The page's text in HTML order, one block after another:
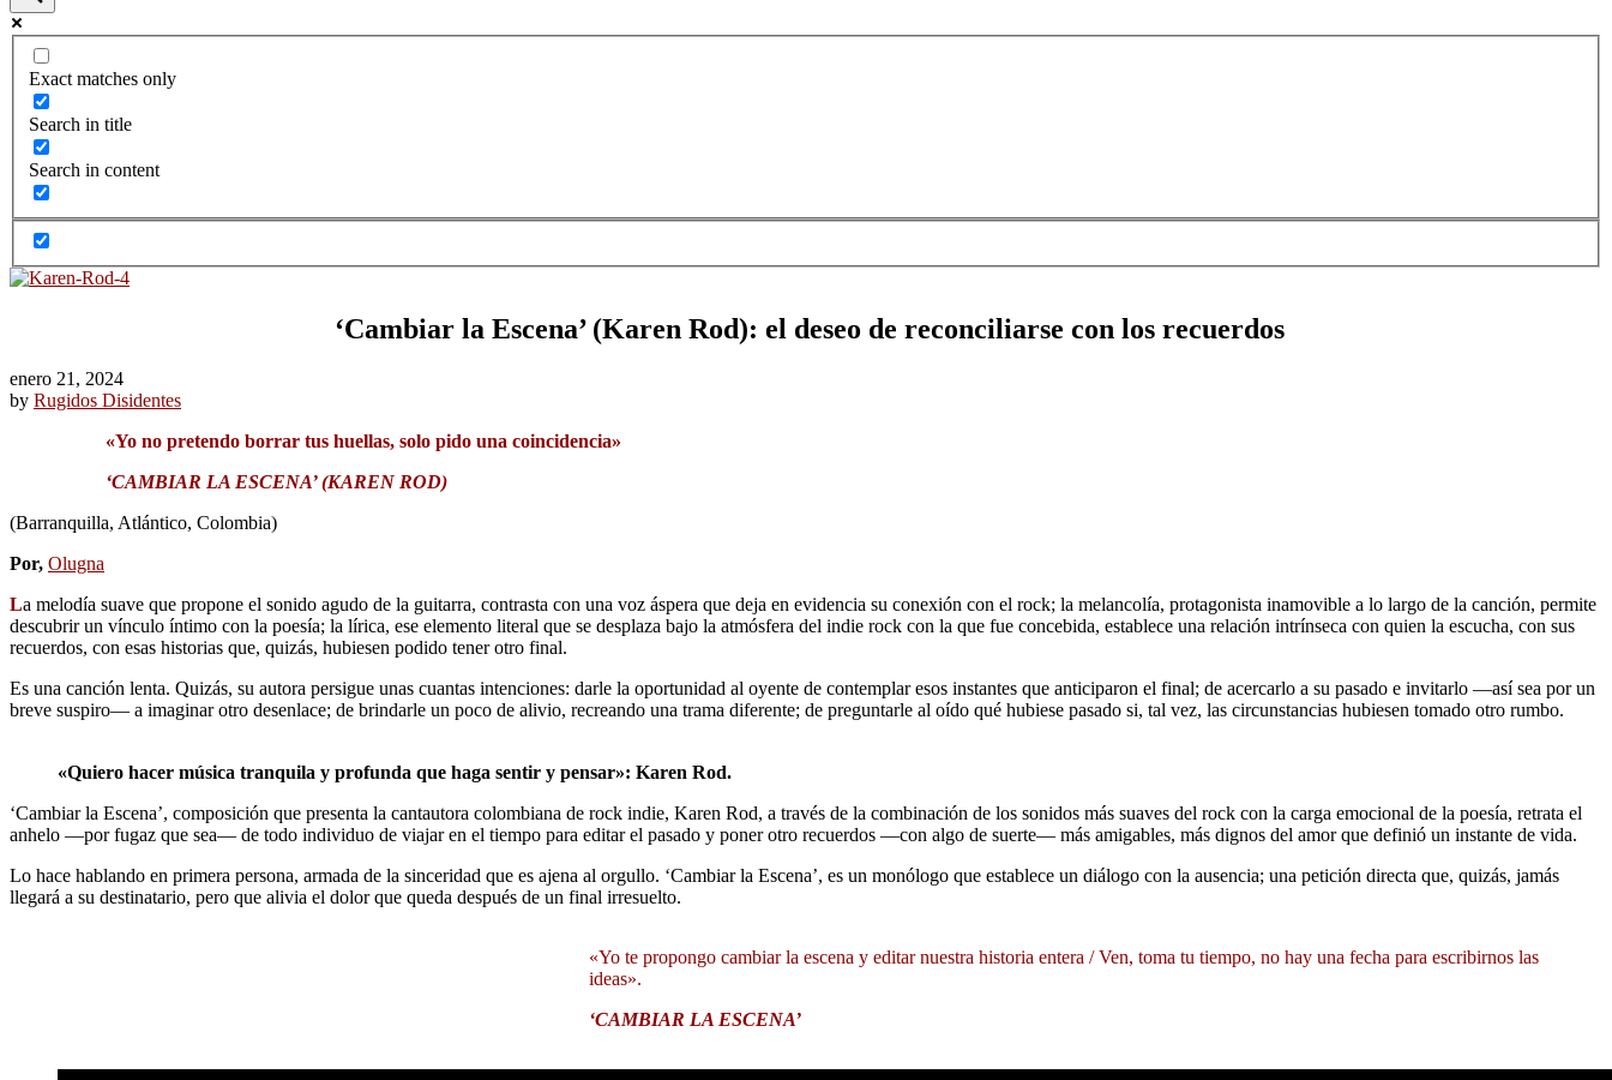
Exact matches only
Search in title
Search in content
‘Cambiar la Escena’ (Karen Rod): el deseo de reconciliarse con los recuerdos
enero 21, 2024
by Rugidos Disidentes
«Yo no pretendo borrar tus huellas, solo pido una coincidencia»
‘CAMBIAR LA ESCENA’ (KAREN ROD)
(Barranquilla, Atlántico, Colombia)
Por, Olugna
La melodía suave que propone el sonido agudo de la guitarra, contrasta con una voz áspera que deja en evidencia su conexión con el rock; la melancolía, protagonista inamovible a lo largo de la canción, permite
descubrir un vínculo íntimo con la poesía; la lírica, ese elemento literal que se desplaza bajo la atmósfera del indie rock con la que fue concebida, establece una relación intrínseca con quien la escucha, con sus
recuerdos, con esas historias que, quizás, hubiesen podido tener otro final.
Es una canción lenta. Quizás, su autora persigue unas cuantas intenciones: darle la oportunidad al oyente de contemplar esos instantes que anticiparon el final; de acercarlo a su pasado e invitarlo ―así sea por un
breve suspiro― a imaginar otro desenlace; de brindarle un poco de alivio, recreando una trama diferente; de preguntarle al oído qué hubiese pasado si, tal vez, las circunstancias hubiesen tomado otro rumbo.
«Quiero hacer música tranquila y profunda que haga sentir y pensar»: Karen Rod.
‘Cambiar la Escena’, composición que presenta la cantautora colombiana de rock indie, Karen Rod, a través de la combinación de los sonidos más suaves del rock con la carga emocional de la poesía, retrata el
anhelo ―por fugaz que sea― de todo individuo de viajar en el tiempo para editar el pasado y poner otro recuerdos ―con algo de suerte― más amigables, más dignos del amor que definió un instante de vida.
Lo hace hablando en primera persona, armada de la sinceridad que es ajena al orgullo. ‘Cambiar la Escena’, es un monólogo que establece un diálogo con la ausencia; una petición directa que, quizás, jamás
llegará a su destinatario, pero que alivia el dolor que queda después de un final irresuelto.
«Yo te propongo cambiar la escena y editar nuestra historia entera / Ven, toma tu tiempo, no hay una fecha para escribirnos las
ideas».
‘CAMBIAR LA ESCENA’